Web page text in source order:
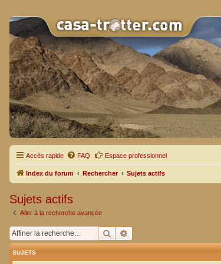
Accès rapide FAQ Espace professionnel
Index du forum Rechercher Sujets actifs
Sujets actifs
Aller à la recherche avancée
Rechercher
SUJETS